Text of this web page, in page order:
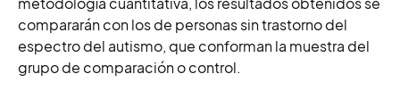
compararán con los de personas sin trastorno del
espectro del autismo, que conforman la muestra del
grupo de comparación o control.